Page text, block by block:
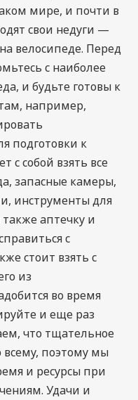
мире, и почти в
свои недуги —
велосипеде. Перед
с наиболее
и будьте готовы к
например,
подготовки к
с собой взять все
запасные камеры,
инструменты для
аптечку и
с
стоит взять с
из
во время
и еще раз
что тщательное
поэтому мы
и ресурсы при
Удачи и